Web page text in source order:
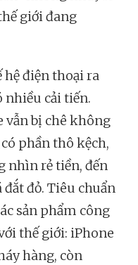
giới đang
hệ điện thoại ra
nhiều cải tiến.
vẫn bị chê không
phần thô kệch,
nhìn rẻ tiền, đến
đỏ. Tiêu chuẩn
sản phẩm công
thế giới: iPhone
hàng, còn